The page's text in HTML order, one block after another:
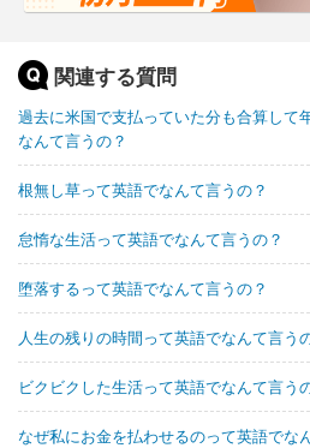
関連する質問
過去に米国で支払っていた分も合算して
なんて言うの？
根無し草って英語でなんて言うの？
怠惰な生活って英語でなんて言うの？
堕落するって英語でなんて言うの？
人生の残りの時間って英語でなんて言う
ビクビクした生活って英語でなんて言う
なぜ私にお金を払わせるのって英語でな